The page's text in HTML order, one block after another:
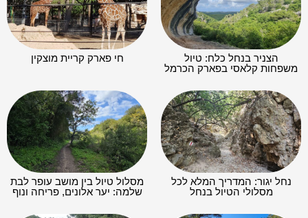
הצניר בנחל כלח: טיול
משפחות קלאסי בפארק הכרמל
חי פארק קריית מוצקין
נחל יגור: המדריך המלא לכל
מסלולי הטיול בנחל
מסלול טיול בין מושב עופר לבת
שלמה: יער אלונים, פריחה ונוף